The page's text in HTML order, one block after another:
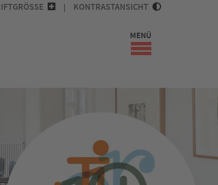
KONTRASTANSICHT
MENÜ